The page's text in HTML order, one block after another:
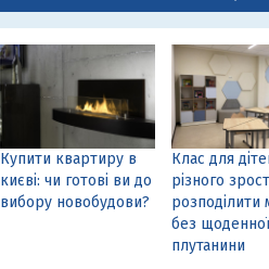
Купити квартиру в
києві: чи готові ви до
вибору новобудови?
Клас для
різного
розподілити
без щоденної
плутанини